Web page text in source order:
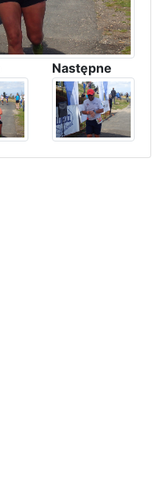
Następne